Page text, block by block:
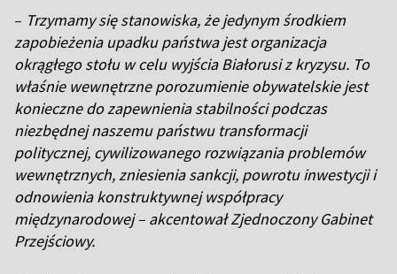
– Trzymamy się stanowiska, że jedynym środkiem
zapobieżenia upadku państwa jest organizacja
okrągłego stołu w celu wyjścia Białorusi z kryzysu. To
właśnie wewnętrzne porozumienie obywatelskie jest
konieczne do zapewnienia stabilności podczas
niezbędnej naszemu państwu transformacji
politycznej, cywilizowanego rozwiązania problemów
wewnętrznych, zniesienia sankcji, powrotu inwestycji i
odnowienia konstruktywnej współpracy
międzynarodowej – akcentował Zjednoczony Gabinet
Przejściowy.